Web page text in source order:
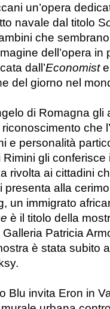
un’opera
navale dal titolo S
che
dell’opera in
dall’Economiste
del giorno nel
di Romagna gli
che
e personalità
gli
rivolta ai cittadini
presenta alla
un immigrato
è il titolo della
Patricia
è stata subito
Blu invita Eron in